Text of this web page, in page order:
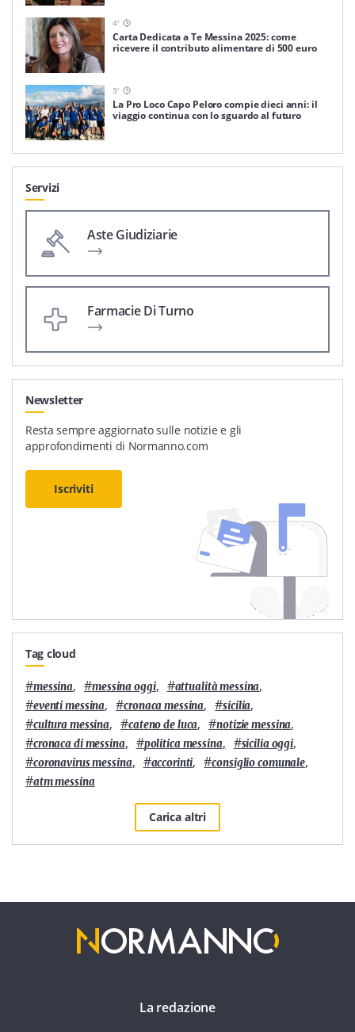
4'
Carta Dedicata a Te Messina 2025: come
ricevere il contributo alimentare di 500 euro
3'
La Pro Loco Capo Peloro compie dieci anni: il
viaggio continua con lo sguardo al futuro
Servizi
Aste Giudiziarie
Farmacie Di Turno
Newsletter
Resta sempre aggiornato sulle notizie e gli
approfondimenti di Normanno.com
Iscriviti
Tag cloud
#messina, #messina oggi, #attualità messina,
#eventi messina, #cronaca messina, #sicilia,
#cultura messina, #cateno de luca, #notizie messina,
#cronaca di messina, #politica messina, #sicilia oggi,
#coronavirus messina, #accorinti, #consiglio comunale,
#atm messina
Carica altri
La redazione